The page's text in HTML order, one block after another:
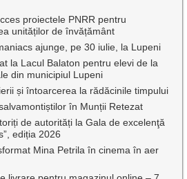
proiectele PNRR pentru
unităților de învățământ
ajunge, pe 30 iulie, la Lupeni
la Lacul Balaton pentru elevi de la
din municipiul Lupeni
și întoarcerea la rădăcinile timpului
în Munții Retezat
de autorități la Gala de excelenţă
ediția 2026
Mina Petrila în cinema în aer